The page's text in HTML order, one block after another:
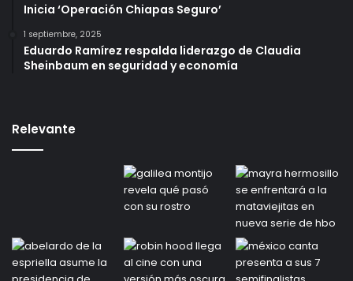
Inicia ‘Operación Chiapas Seguro’
1 septiembre, 2025
Eduardo Ramírez respalda liderazgo de Claudia
Sheinbaum en seguridad y economía
Relevante